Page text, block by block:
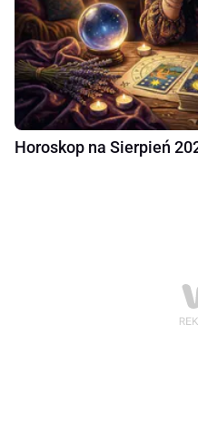
Horoskop na Sierpień